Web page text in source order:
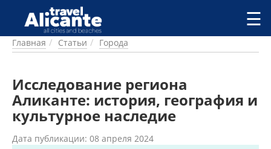
Перейти к основному содержанию
ГОРОДА
ПИТАНИЕ
ПРОЖИВАНИЕ
ПЛЯЖИ
ДОСТОПРИМЕЧАТЕЛЬНОСТИ
КЕМПИНГ
☰
Главная Статьи Города
Исследование региона
Аликанте: история, география и
культурное наследие
Дата публикации: 08 апреля 2024